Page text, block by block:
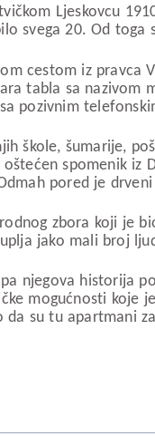
Ljeskovcu
svega 20. Od
cestom iz
tabla sa
pozivnim
škole, šumarije,
spomenik
pored je
zbora koji je
jako mali broj
njegova historija
mogućnosti
su tu apartmani